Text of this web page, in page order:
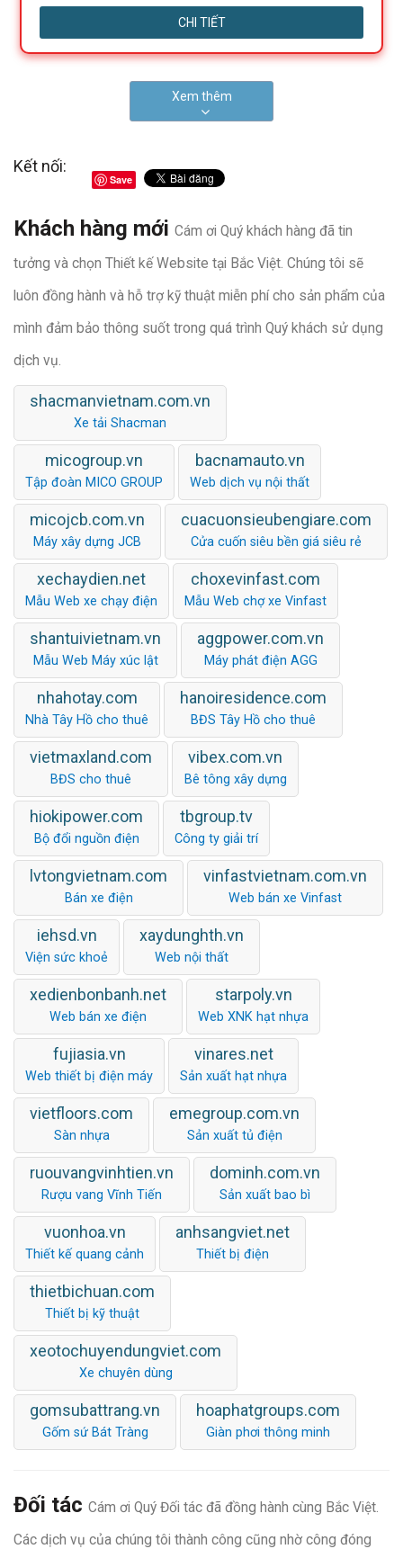
CHI TIẾT
Xem thêm
Kết nối:
Save
Khách hàng mới Cám ơi Quý khách hàng đã tin
tưởng và chọn Thiết kế Website tại Bắc Việt. Chúng tôi sẽ
luôn đồng hành và hỗ trợ kỹ thuật miễn phí cho sản phẩm của
mình đảm bảo thông suốt trong quá trình Quý khách sử dụng
dịch vụ.
shacmanvietnam.com.vn
Xe tải Shacman
micogroup.vn
Tập đoàn MICO GROUP
bacnamauto.vn
Web dịch vụ nội thất
micojcb.com.vn
Máy xây dựng JCB
cuacuonsieubengiare.com
Cửa cuốn siêu bền giá siêu rẻ
xechaydien.net
Mẫu Web xe chạy điện
choxevinfast.com
Mẫu Web chợ xe Vinfast
shantuivietnam.vn
Mẫu Web Máy xúc lật
aggpower.com.vn
Máy phát điện AGG
nhahotay.com
Nhà Tây Hồ cho thuê
hanoiresidence.com
BĐS Tây Hồ cho thuê
vietmaxland.com
BĐS cho thuê
vibex.com.vn
Bê tông xây dựng
hiokipower.com
Bộ đổi nguồn điện
tbgroup.tv
Công ty giải trí
lvtongvietnam.com
Bán xe điện
vinfastvietnam.com.vn
Web bán xe Vinfast
iehsd.vn
Viện sức khoẻ
xaydunghth.vn
Web nội thất
xedienbonbanh.net
Web bán xe điện
starpoly.vn
Web XNK hạt nhựa
fujiasia.vn
Web thiết bị điện máy
vinares.net
Sản xuất hạt nhựa
vietfloors.com
Sàn nhựa
emegroup.com.vn
Sản xuất tủ điện
ruouvangvinhtien.vn
Rượu vang Vĩnh Tiến
dominh.com.vn
Sản xuất bao bì
vuonhoa.vn
Thiết kế quang cảnh
anhsangviet.net
Thiết bị điện
thietbichuan.com
Thiết bị kỹ thuật
xeotochuyendungviet.com
Xe chuyên dùng
gomsubattrang.vn
Gốm sứ Bát Tràng
hoaphatgroups.com
Giàn phơi thông minh
Đối tác Cám ơi Quý Đối tác đã đồng hành cùng Bắc Việt.
Các dịch vụ của chúng tôi thành công cũng nhờ công đóng